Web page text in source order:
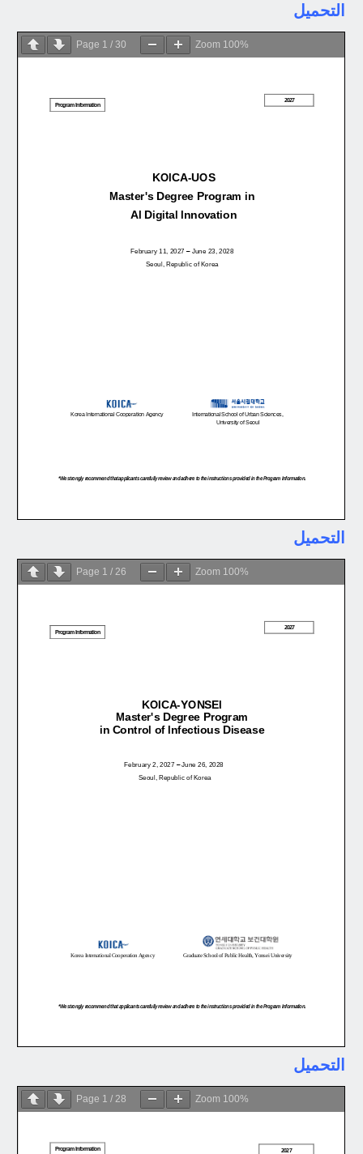
التحميل
Page 1 / 30 Zoom 100%
التحميل
Page 1 / 26 Zoom 100%
التحميل
Page 1 / 28 Zoom 100%